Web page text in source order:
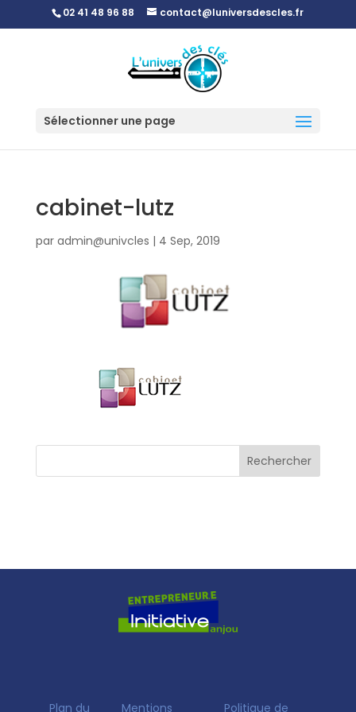
02 41 48 96 88 contact@luniversdescles.fr
Sélectionner une page
cabinet-lutz
par admin@univcles | 4 Sep, 2019
Plan du Mentions Politique de